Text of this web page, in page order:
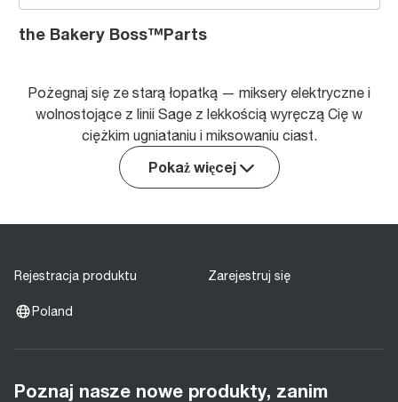
the Bakery Boss™Parts
Pożegnaj się ze starą łopatką — miksery elektryczne i
wolnostojące z linii Sage z lekkością wyręczą Cię w
ciężkim ugniataniu i miksowaniu ciast.
Pokaż więcej
Rejestracja produktu Zarejestruj się
Poland
Poznaj nasze nowe produkty, zanim